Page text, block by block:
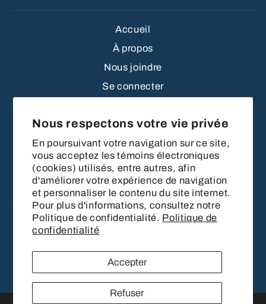
Nous respectons votre vie privée
En poursuivant votre navigation sur ce site,
vous acceptez les témoins électroniques
(cookies) utilisés, entre autres, afin
d'améliorer votre expérience de navigation
et personnaliser le contenu du site internet.
Pour plus d'informations, consultez notre
Politique de confidentialité. Politique de
confidentialité
Accepter
Refuser
Accueil
À propos
Nous joindre
Se connecter
Blogue
Exemples
Fonctionnalités
Tarification